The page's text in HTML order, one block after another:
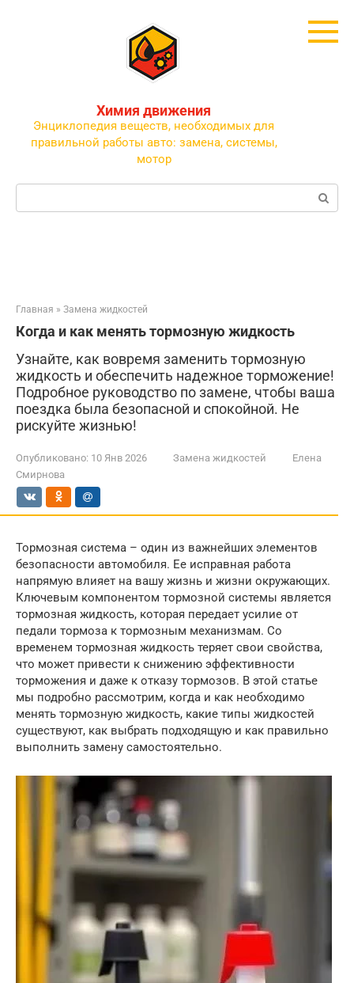
Химия движения
Энциклопедия веществ, необходимых для
правильной работы авто: замена, системы,
мотор
Поиск:
Главная » Замена жидкостей
Когда и как менять тормозную жидкость
Узнайте, как вовремя заменить тормозную
жидкость и обеспечить надежное торможение!
Подробное руководство по замене, чтобы ваша
поездка была безопасной и спокойной. Не
рискуйте жизнью!
Опубликовано: 10 Янв 2026 Замена жидкостей
Елена
Смирнова
Тормозная система – один из важнейших элементов
безопасности автомобиля. Ее исправная работа
напрямую влияет на вашу жизнь и жизни окружающих.
Ключевым компонентом тормозной системы является
тормозная жидкость, которая передает усилие от
педали тормоза к тормозным механизмам. Со
временем тормозная жидкость теряет свои свойства,
что может привести к снижению эффективности
торможения и даже к отказу тормозов. В этой статье
мы подробно рассмотрим, когда и как необходимо
менять тормозную жидкость, какие типы жидкостей
существуют, как выбрать подходящую и как правильно
выполнить замену самостоятельно.